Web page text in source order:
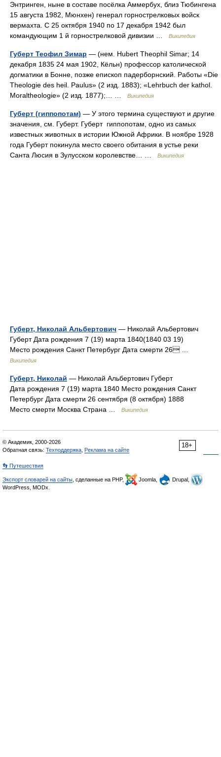
Энтринген, ныне в составе посёлка Аммербух, близ Тюбингена
15 августа 1982, Мюнхен) генерал горнострелковых войск
вермахта. С 25 октября 1940 по 17 декабря 1942 был
командующим 1 й горнострелковой дивизии …
Википедия
Губерт Теофил Зимар — (нем. Hubert Theophil Simar; 14
декабря 1835 24 мая 1902, Кёльн) профессор католической
догматики в Бонне, позже епископ падерборнский. Работы «Die
Theologie des heil. Paulus» (2 изд. 1883); «Lehrbuch der kathol.
Moraltheologie» (2 изд. 1877);… …
Википедия
Губерт (гиппопотам) — У этого термина существуют и другие
значения, см. Губерт. Губерт гиппопотам, одно из самых
известных животных в истории Южной Африки. В ноябре 1928
года Губерт покинула место своего обитания в устье реки
Санта Люсия в Зулусском королевстве… …
Википедия
Губерт, Николай Альбертович — Николай Альбертович
Губерт Дата рождения 7 (19) марта 1840(1840 03 19)
Место рождения Санкт Петербург Дата смерти 26 …
Википедия
Губерт, Николай — Николай Альбертович Губерт
Дата рождения 7 (19) марта 1840 Место рождения Санкт
Петербург Дата смерти 26 сентября (8 октября) 1888
Место смерти Москва Страна …
Википедия
18+
© Академик, 2000-2026
Обратная связь: Техподдержка Реклама на сайте
👣 Путешествия
Экспорт словарей на сайты , сделанные на PHP, Joomla,
Drupal,
WordPress, MODx.